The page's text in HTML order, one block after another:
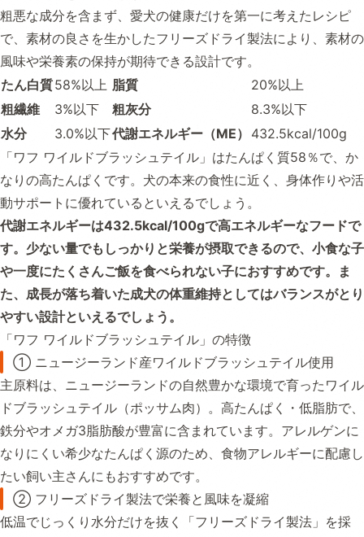
粗悪な成分を含まず、愛犬の健康だけを第一に考えたレシピ
で、素材の良さを生かしたフリーズドライ製法により、素材の
風味や栄養素の保持が期待できる設計です。
たん白質58%以上 脂質
20%以上
粗繊維
3%以下 粗灰分
8.3%以下
水分
3.0%以下代謝エネルギー（ME） 432.5kcal/100g
「ワフ ワイルドブラッシュテイル」はたんぱく質58％で、か
なりの高たんぱくです。犬の本来の食性に近く、身体作りや活
動サポートに優れているといえるでしょう。
代謝エネルギーは432.5kcal/100gで高エネルギーなフードで
す。少ない量でもしっかりと栄養が摂取できるので、小食な子
や一度にたくさんご飯を食べられない子におすすめです。ま
た、成長が落ち着いた成犬の体重維持としてはバランスがとり
やすい設計といえるでしょう。
「ワフ ワイルドブラッシュテイル」の特徴
① ニュージーランド産ワイルドブラッシュテイル使用
主原料は、ニュージーランドの自然豊かな環境で育ったワイル
ドブラッシュテイル（ポッサム肉）。高たんぱく・低脂肪で、
鉄分やオメガ3脂肪酸が豊富に含まれています。アレルゲンに
なりにくい希少なたんぱく源のため、食物アレルギーに配慮し
たい飼い主さんにもおすすめです。
② フリーズドライ製法で栄養と風味を凝縮
低温でじっくり水分だけを抜く「フリーズドライ製法」を採